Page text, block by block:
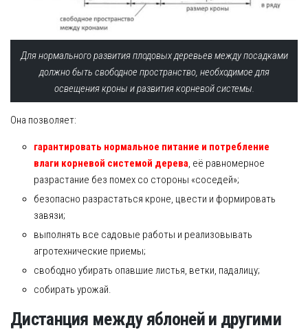
Для нормального развития плодовых деревьев между посадками
должно быть свободное пространство, необходимое для
освещения кроны и развития корневой системы.
Она позволяет:
гарантировать нормальное питание и потребление
влаги корневой системой дерева, её равномерное
разрастание без помех со стороны «соседей»;
безопасно разрастаться кроне, цвести и формировать
завязи;
выполнять все садовые работы и реализовывать
агротехнические приемы;
свободно убирать опавшие листья, ветки, падалицу;
собирать урожай.
Дистанция между яблоней и другими